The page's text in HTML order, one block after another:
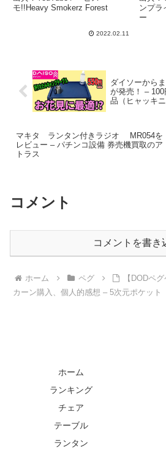
類比較検証！おすすめも紹
WANO・OGAWA・ゼイン
Smokerz Forest
モ!!Heavy Smokerz Forest
2022.02.11
プギ
トリ
ンプラ
ー
ダイソーから
が発売！ –
品（ヒャッキニ
マキタ ランタン付きラジオ MR054を
レビュー – パチンコ設備 券売機買取のア
トラス
コメント
コメントを書き
ホーム ペグ
【DODペ
カーン購入、個人的感想 – 5次元ポケット
ホーム
ランキング
チェア
テーブル
ランタン